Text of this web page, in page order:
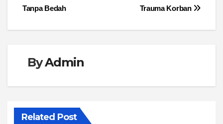
Trauma Korban
Tanpa Bedah
ByAdmin
Related Post